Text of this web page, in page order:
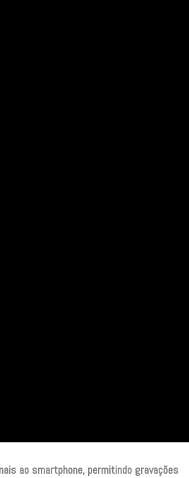
ao smartphone, permitindo gravações